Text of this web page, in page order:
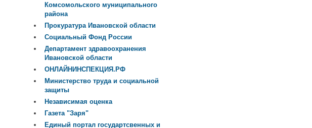
Комсомольского муниципального
района
Прокуратура Ивановской области
Социальный Фонд России
Департамент здравоохранения
Ивановской области
ОНЛАЙНИНСПЕКЦИЯ.РФ
Министерство труда и социальной
защиты
Независимая оценка
Газета "Заря"
Единый портал государтсвенных и